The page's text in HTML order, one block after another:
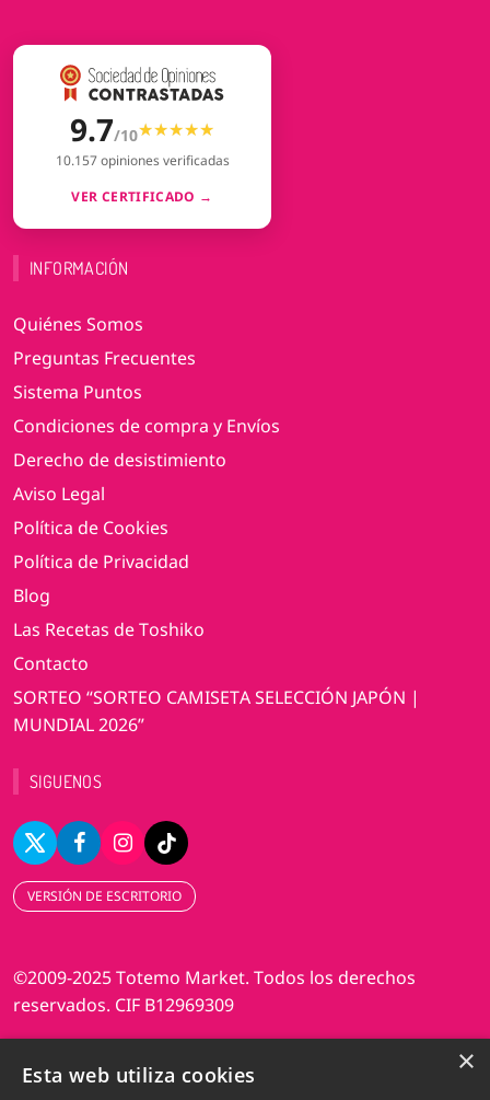
9.7/10★★★★★
★★★★★
10.157 opiniones verificadas
VER CERTIFICADO →
INFORMACIÓN
Quiénes Somos
Preguntas Frecuentes
Sistema Puntos
Condiciones de compra y Envíos
Derecho de desistimiento
Aviso Legal
Política de Cookies
Política de Privacidad
Blog
Las Recetas de Toshiko
Contacto
SORTEO “SORTEO CAMISETA SELECCIÓN JAPÓN |
MUNDIAL 2026”
SIGUENOS
VERSIÓN DE ESCRITORIO
©2009-2025 Totemo Market. Todos los derechos
reservados. CIF B12969309
×
Esta web utiliza cookies